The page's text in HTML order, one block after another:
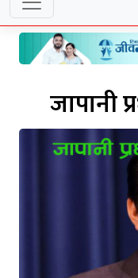
जापानी